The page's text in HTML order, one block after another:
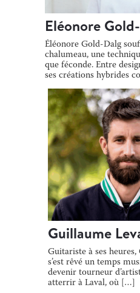
Eléonore
Éléonore Gold-Dalg
chalumeau, une
que féconde. Entre
ses créations hybrides
Guillaume
Guitariste à ses
s’est rêvé un temps
devenir tourneur
atterrir à Laval, où […]